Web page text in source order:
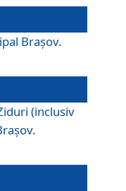
Braşov.
(inclusiv